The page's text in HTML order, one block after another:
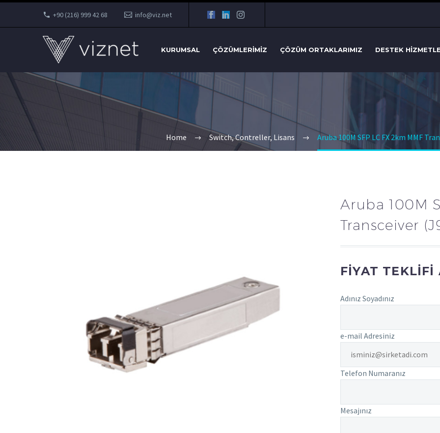
+90 (216) 999 42 68 info@viz.net
KURUMSAL ÇÖZÜMLERIMIZ ÇÖZÜM ORTAKLARIMIZ DESTEK
Home Switch, Contreller, Lisans Aruba 100M SFP LC FX 2km MMF
Aruba 100M
Transceiver
FIYAT TEKLIFI
Adınız Soyadınız
e-mail Adresiniz
Telefon Numaranız
Mesajınız